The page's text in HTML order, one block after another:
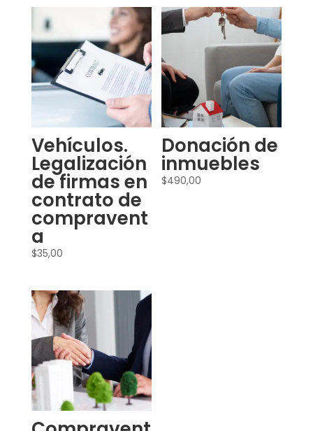
Vehículos.
Legalización
de firmas en
contrato de
compravent
a
$35,00
Donación de
inmuebles
$490,00